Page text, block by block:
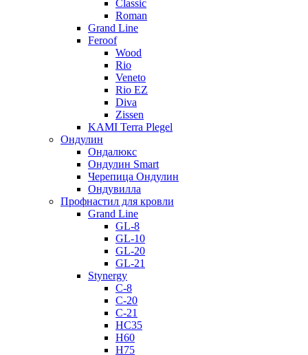
Classic
Roman
Grand Line
Feroof
Wood
Rio
Veneto
Rio EZ
Diva
Zissen
KAMI Terra Plegel
Ондулин
Ондалюкс
Ондулин Smart
Черепица Ондулин
Ондувилла
Профнастил для кровли
Grand Line
GL-8
GL-10
GL-20
GL-21
Stynergy
C-8
C-20
C-21
НС35
Н60
H75